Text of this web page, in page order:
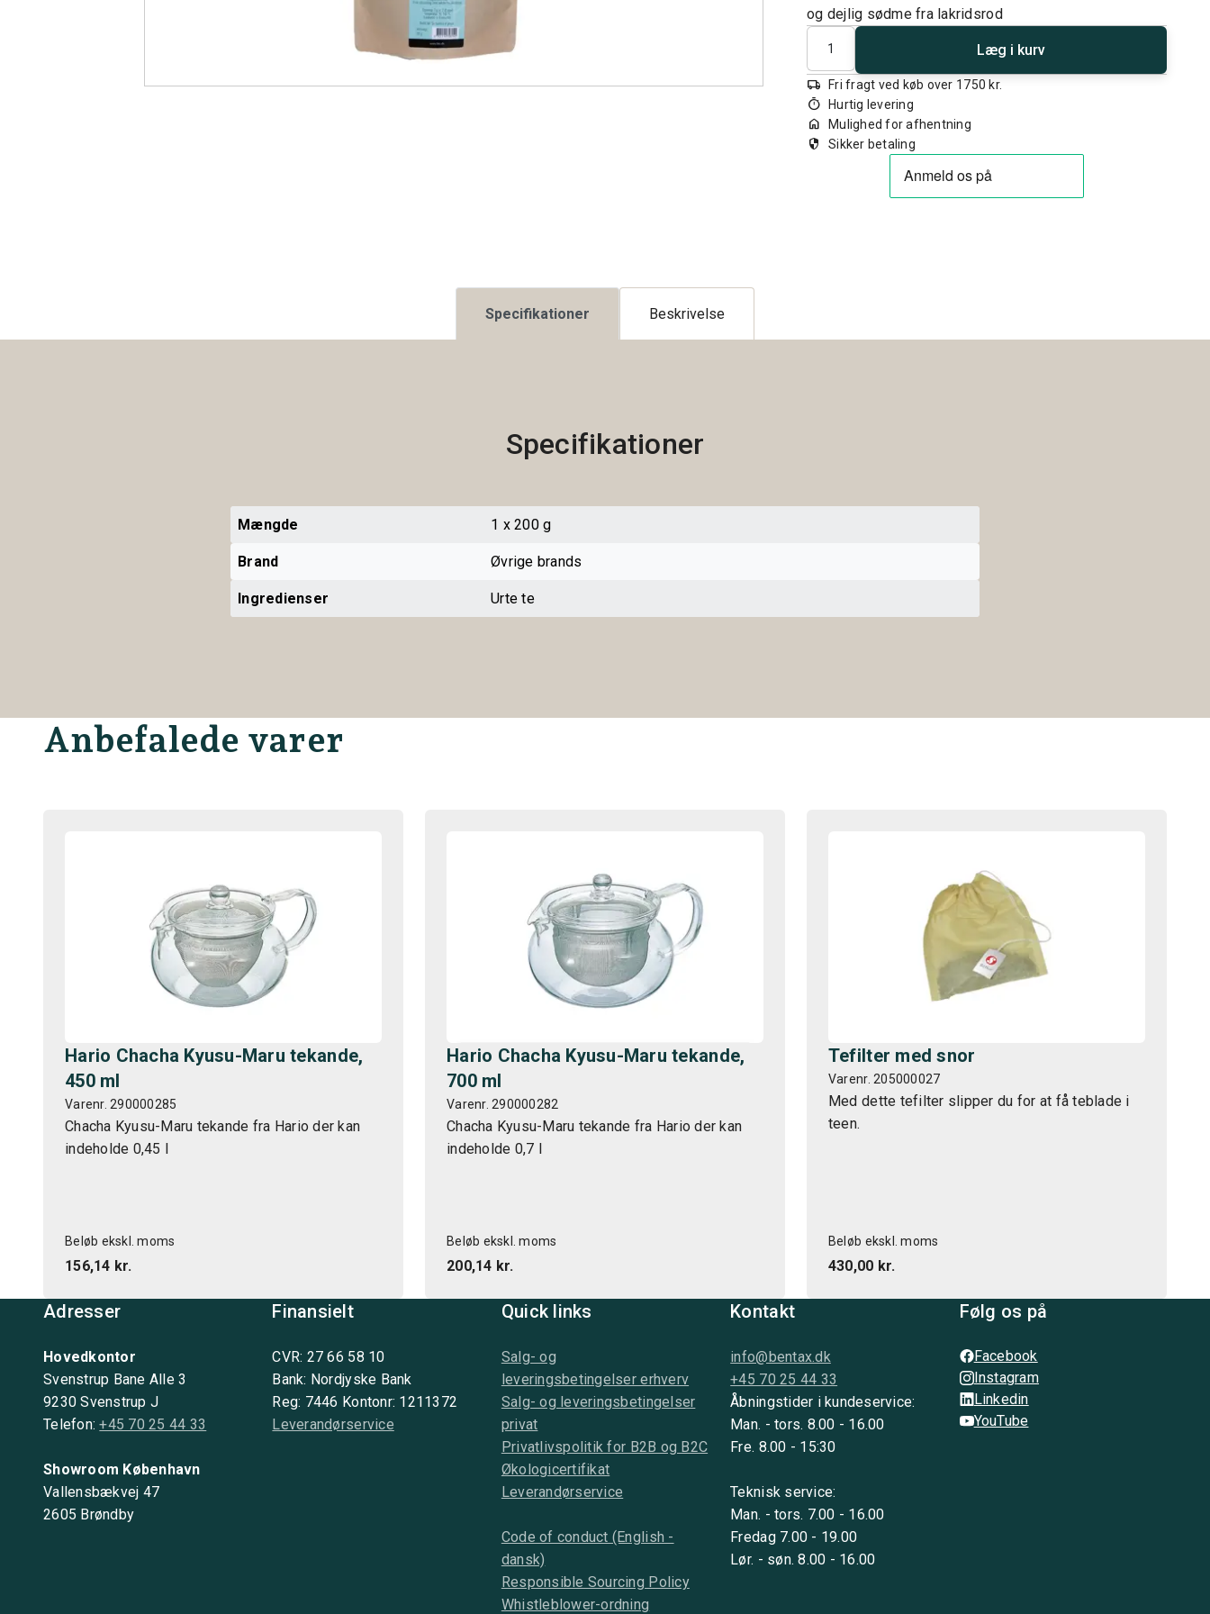
og dejlig sødme fra lakridsrod
Antal
Læg i kurv
local_shipping Fri fragt ved køb over 1750 kr.
timer Hurtig levering
home Mulighed for afhentning
security Sikker betaling
Specifikationer Beskrivelse
Specifikationer
Mængde 1 x 200 g
Brand Øvrige brands
Ingredienser Urte te
Anbefalede varer
Hario Chacha Kyusu-Maru tekande,
450 ml
Varenr. 290000285
Chacha Kyusu-Maru tekande fra Hario der kan
indeholde 0,45 l
Beløb ekskl. moms
156,14 kr.
Hario Chacha Kyusu-Maru tekande,
700 ml
Varenr. 290000282
Chacha Kyusu-Maru tekande fra Hario der kan
indeholde 0,7 l
Beløb ekskl. moms
200,14 kr.
Tefilter med snor
Varenr. 205000027
Med dette tefilter slipper du for at få teblade i
teen.
Beløb ekskl. moms
430,00 kr.
Adresser
Hovedkontor
Svenstrup Bane Alle 3
9230 Svenstrup J
Telefon:+45 70 25 44 33
Showroom København
Vallensbækvej 47
2605 Brøndby
Finansielt
CVR: 27 66 58 10
Bank: Nordjyske Bank
Reg: 7446 Kontonr: 1211372
Leverandørservice
Quick links
Salg- og
leveringsbetingelser erhverv
Salg- og leveringsbetingelser
privat
Privatlivspolitik for B2B og B2C
Økologicertifikat
Leverandørservice
Code of conduct (English -
dansk)
Responsible Sourcing Policy
Whistleblower-ordning
Kontakt
info@bentax.dk
+45 70 25 44 33
Åbningstider i kundeservice:
Man. - tors. 8.00 - 16.00
Fre. 8.00 - 15:30
Teknisk service:
Man. - tors. 7.00 - 16.00
Fredag 7.00 - 19.00
Lør. - søn. 8.00 - 16.00
Følg os på
Facebook
Instagram
Linkedin
YouTube